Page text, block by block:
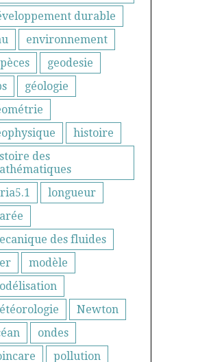
durable
environnement
geodesie
géologie
histoire
des
longueur
des fluides
modèle
Newton
ondes
pollution